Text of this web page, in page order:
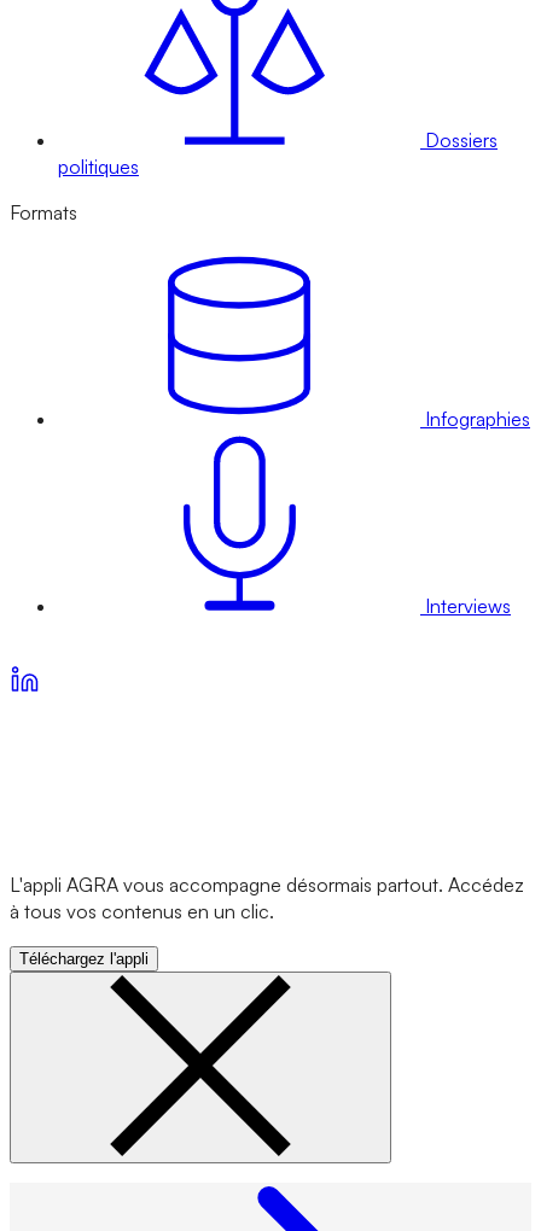
Dossiers
politiques
Formats
Infographies
Interviews
L'appli AGRA vous accompagne désormais partout. Accédez
à tous vos contenus en un clic.
Téléchargez l'appli